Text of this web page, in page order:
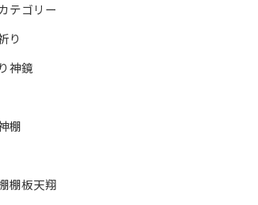
テゴリー
り
神鏡
棚
棚板天翔